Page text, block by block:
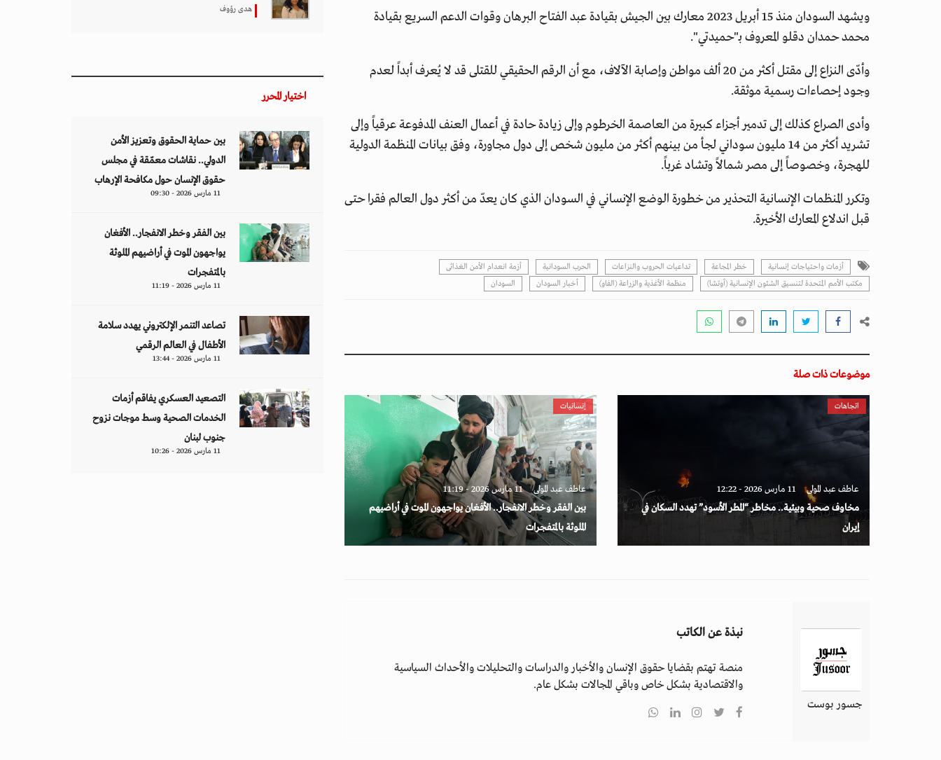
ويشهد السودان منذ 15 أبريل 2023 معارك بين الجيش بقيادة عبد الفتاح البرهان وقوات الدعم السريع بقيادة
محمد حمدان دقلو المعروف بـ"حميدتي".
وأدّى النزاع إلى مقتل أكثر من 20 ألف مواطن وإصابة الآلاف، مع أن الرقم الحقيقي للقتلى قد لا يُعرف أبداً لعدم
وجود إحصاءات رسمية موثقة.
وأدى الصراع كذلك إلى تدمير أجزاء كبيرة من العاصمة الخرطوم وإلى زيادة حادة في أعمال العنف المدفوعة عرقياً وإلى
تشريد أكثر من 14 مليون سوداني لجأ من بينهم أكثر من مليون شخص إلى دول مجاورة، وفق بيانات المنظمة الدولية
للهجرة، وخصوصاً إلى مصر شمالاً وتشاد غرباً.
وتكرر المنظمات الإنسانية التحذير من خطورة الوضع الإنساني في السودان الذي كان يعدّ من أكثر دول العالم فقرا حتى
قبل اندلاع المعارك الأخيرة.
أزمات واحتياجات إنسانية خطر المجاعة تداعيات الحروب والنزاعات الحرب السودانية
أزمة انعدام الأمن الغذائى
مكتب الأمم المتحدة لتنسيق الشئون الإنسانية (أوتشا)
منظمة الأغذية والزراعة (الفاو) أخبار السودان السودان
موضوعات ذات صلة
اتجاهات
عاطف عبد المولى 11 مارس 2026 - 12:22
مخاوف صحية وبيئية.. مخاطر “المطر الأسود” تهدد السكان في
إيران
إنسانيات
عاطف عبد المولى 11 مارس 2026 - 11:19
بين الفقر وخطر الانفجار.. الأفغان يواجهون الموت في أراضيهم
الملوثة بالمتفجرات
جسور بوست
نبذة عن الكاتب
منصة تهتم بقضايا حقوق الإنسان والأخبار والدراسات والتحليلات والأحداث السياسية
والاقتصادية بشكل خاص وباقي المجالات بشكل عام.
هدى رؤوف
اختيار المحرر
بين حماية الحقوق وتعزيز الأمن
الدولي.. نقاشات معمّقة في مجلس
حقوق الإنسان حول مكافحة الإرهاب
11 مارس 2026 - 09:30
بين الفقر وخطر الانفجار.. الأفغان
يواجهون الموت في أراضيهم الملوثة
بالمتفجرات
11 مارس 2026 - 11:19
تصاعد التنمر الإلكتروني يهدد سلامة
الأطفال في العالم الرقمي
11 مارس 2026 - 13:44
التصعيد العسكري يفاقم أزمات
الخدمات الصحية وسط موجات نزوح
جنوب لبنان
11 مارس 2026 - 10:26